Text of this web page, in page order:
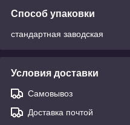
Способ упаковки
стандартная заводская
Условия доставки
Самовывоз
Доставка почтой